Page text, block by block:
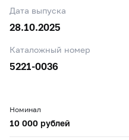
Дата выпуска
28.10.2025
Каталожный номер
5221-0036
Номинал
10 000 рублей